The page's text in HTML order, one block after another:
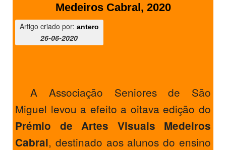
Medeiros Cabral, 2020
Artigo criado por: antero
26-06-2020
A Associação Seniores de São
Miguel levou a efeito a oitava edição do
Prémio de Artes Visuais Medeiros
Cabral, destinado aos alunos do ensino